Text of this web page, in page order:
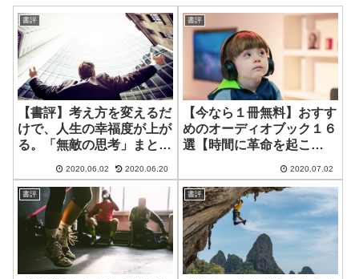
書評
【書評】考え方を変えるだ
けで、人生の幸福度が上が
る。「無敵の思考」まとめ
2020.06.02 2020.06.20
書評
【今なら１冊無料】おすす
めのオーディオブック１６
選【時間に革命を起こ
2020.07.02
書評 書評